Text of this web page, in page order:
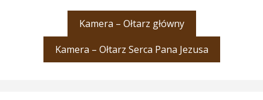
Kamera – Ołtarz główny
Kamera – Ołtarz Serca Pana Jezusa